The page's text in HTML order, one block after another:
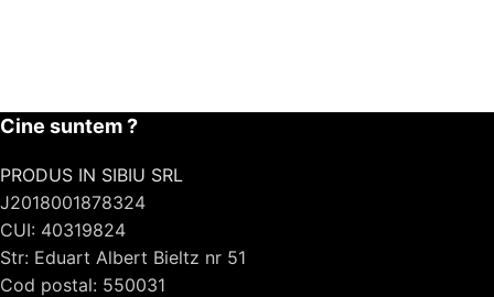
Cine suntem ?
PRODUS IN SIBIU SRL
J2018001878324
CUI: 40319824
Str: Eduart Albert Bieltz nr 51
Cod postal: 550031